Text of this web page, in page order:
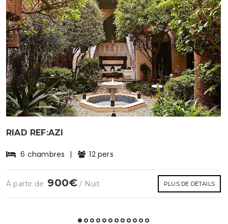
RIAD REF:AZI
6 chambres | 12 pers
À partir de 900€ / Nuit PLUS DE DÉTAILS